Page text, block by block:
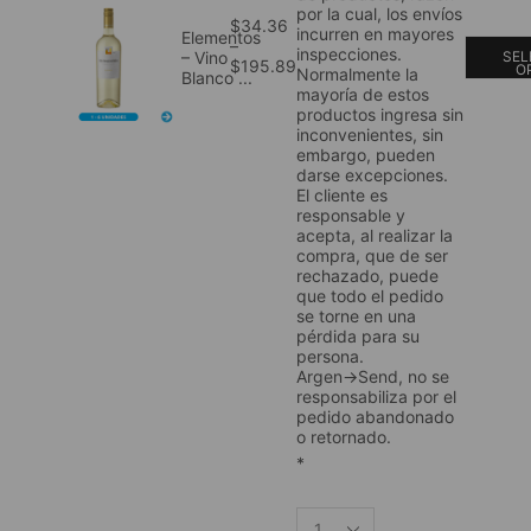
Elementos
– Vino
Blanco ...
$34.36
–
$195.89
por la cual, los envíos
incurren en mayores
inspecciones.
Normalmente la
mayoría de estos
productos ingresa sin
inconvenientes, sin
embargo, pueden
darse excepciones.
El cliente es
responsable y
acepta, al realizar la
compra, que de ser
rechazado, puede
que todo el pedido
se torne en una
pérdida para su
persona.
Argen→Send, no se
responsabiliza por el
pedido abandonado
o retornado.
*